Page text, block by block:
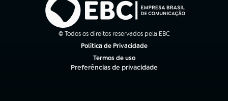
© Todos os direitos reservados pela EBC
Política de Privacidade
Termos de uso
(abre em nova aba)
Preferências de privacidade